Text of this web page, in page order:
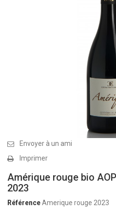
Envoyer à un ami
Imprimer
Amérique rouge bio
2023
RéférenceAmerique rouge 2023